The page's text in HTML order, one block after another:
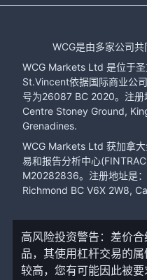
WCG是由多家公司共
WCG Markets Ltd 是位于
St.Vincent依据国际商业公
号为26087 BC 2020。注
Centre Stoney Ground,
Grenadines.
WCG Markets Ltd 获加拿
易和报告分析中心
M20282836。注册地址是
Richmond BC V6X 2W8,
高风险投资警告：差价
品，其使用杠杆交易的
较高，您有可能因此被